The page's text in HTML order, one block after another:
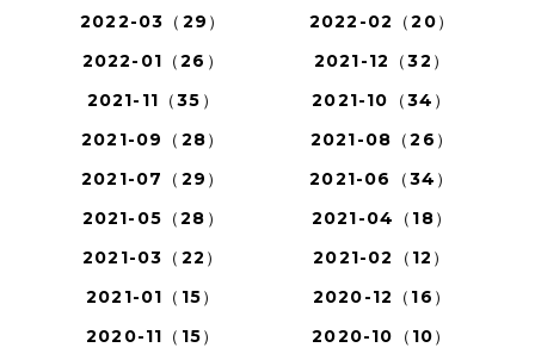
2022-03（29）
2022-02（20）
2022-01（26）
2021-12（32）
2021-11（35）
2021-10（34）
2021-09（28）
2021-08（26）
2021-07（29）
2021-06（34）
2021-05（28）
2021-04（18）
2021-03（22）
2021-02（12）
2021-01（15）
2020-12（16）
2020-11（15）
2020-10（10）